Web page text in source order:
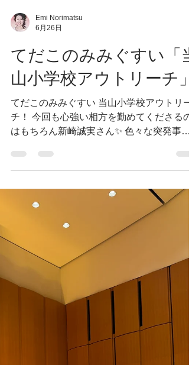
Emi Norimatsu
てだこのみみぐすい「当
山小学校アウトリーチ」
はもちろん新崎誠実さん✨ 色々な突発事項
発生した中、結果的に怪我の功名になるプ
グラムに出来たのは、全てなるみちゃんの
かげーでございます。圧倒的感謝💗 キラキ
ラお目目の可愛すぎる子どもたちと、愛ら
過ぎる喜屋武先生と過ごせる2日間は、本
にあっと言う間でした。本来3日間実施さ
る予定のアウトリーチ日程が、台風の影響
1日削られて、2日間にギュッとつめつめの
プログラムになりました。 1日短くなっち
ったのは本当に無念！！！😭 4日間の滞在日
程を1日削られて無念でしたが 演奏合間の